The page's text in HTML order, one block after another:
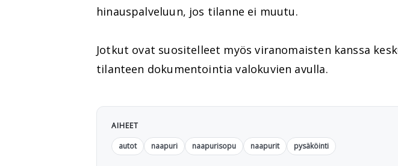
hinauspalveluun, jos tilanne ei muutu.
Jotkut ovat suositelleet myös viranomaisten kanssa
tilanteen dokumentointia valokuvien avulla.
AIHEET
autot
naapuri naapurisopu naapurit pysäköinti